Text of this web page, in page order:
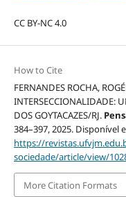
CC BY-NC 4.0
How to Cite
FERNANDES ROCHA,
INTERSECCIONALIDADE:
DOS GOYTACAZES/RJ.
384–397, 2025. Disponível
https://
sociedade/article/view/
More Citation Formats